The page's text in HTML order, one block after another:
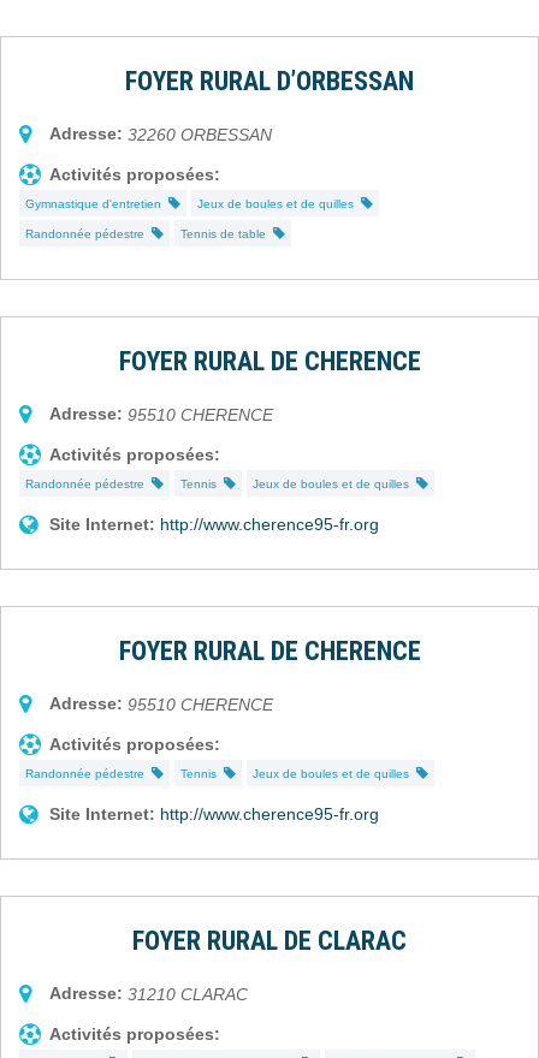
FOYER RURAL D’ORBESSAN
Adresse: 32260 ORBESSAN
Activités proposées:
Gymnastique d'entretien Jeux de boules et de quilles
Randonnée pédestre Tennis de table
FOYER RURAL DE CHERENCE
Adresse: 95510 CHERENCE
Activités proposées:
Randonnée pédestre Tennis Jeux de boules et de quilles
Site Internet: http://www.cherence95-fr.org
FOYER RURAL DE CHERENCE
Adresse: 95510 CHERENCE
Activités proposées:
Randonnée pédestre Tennis Jeux de boules et de quilles
Site Internet: http://www.cherence95-fr.org
FOYER RURAL DE CLARAC
Adresse: 31210 CLARAC
Activités proposées: